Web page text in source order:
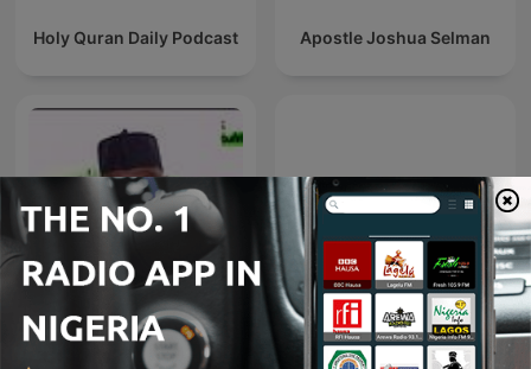
Holy Quran Daily Podcast Apostle Joshua Selman
Ahmed Suleiman | Quran
Hausa Tafseer